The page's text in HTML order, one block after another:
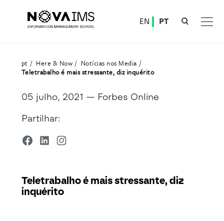
EN PT
pt Here & Now
Notícias nos Media
Teletrabalho é mais stressante, diz inquérito
05 julho, 2021 — Forbes Online
Partilhar:
Teletrabalho é mais stressante, diz
inquérito